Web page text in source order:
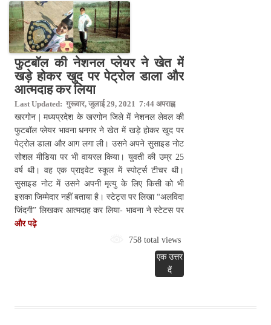
फुटबॉल की नेशनल प्लेयर ने खेत में
खड़े होकर खुद पर पेट्रोल डाला और
आत्मदाह कर लिया
Last Updated: गुरूवार, जुलाई 29, 2021 7:44 अपराह्न
खरगोन | मध्यप्रदेश के खरगोन जिले में नेशनल लेवल की
फुटबॉल प्लेयर भावना धनगर ने खेत में खड़े होकर खुद पर
पेट्रोल डाला और आग लगा ली। उसने अपने सुसाइड नोट
सोशल मीडिया पर भी वायरल किया। युवती की उम्र 25
वर्ष थी। वह एक प्राइवेट स्कूल में स्पोर्ट्स टीचर थी।
सुसाइड नोट में उसने अपनी मृत्यु के लिए किसी को भी
इसका जिम्मेदार नहीं बताया है। स्टेट्स पर लिखा “अलविदा
जिंदगी” लिखकर आत्मदाह कर लिया- भावना ने स्टेटस पर
और पढ़े
758 total views
एक उत्तर
दें